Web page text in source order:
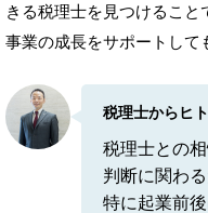
きる税理士を見つけること
事業の成長をサポートして
税理士からヒ
税理士との
判断に関わ
特に起業前